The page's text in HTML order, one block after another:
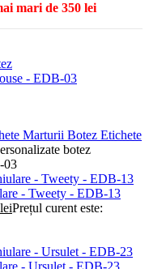
mari de 350 lei
Marturii Botez Etichete
botez
03
- Tweety - EDB-13
leiPrețul curent este:
- Ursulet - EDB-23